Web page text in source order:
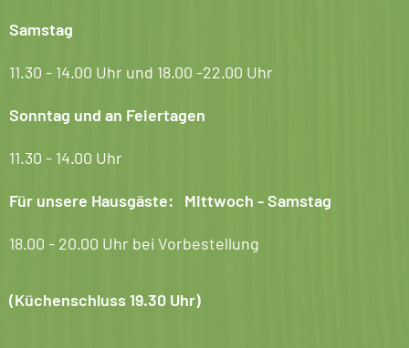
Samstag
11.30 - 14.00 Uhr und 18.00 -22.00 Uhr
Sonntag und an Feiertagen
11.30 - 14.00 Uhr
Für unsere Hausgäste: Mittwoch - Samstag
18.00 - 20.00 Uhr bei Vorbestellung
(Küchenschluss 19.30 Uhr)